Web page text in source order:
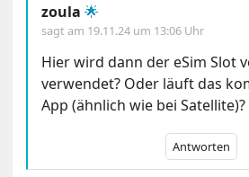
zoula 🌟
sagt am 19.11.24 um 13:06 Uhr
Hier wird dann der eSim Slot
verwendet? Oder läuft das
App (ähnlich wie bei Satellite)?
Antworten